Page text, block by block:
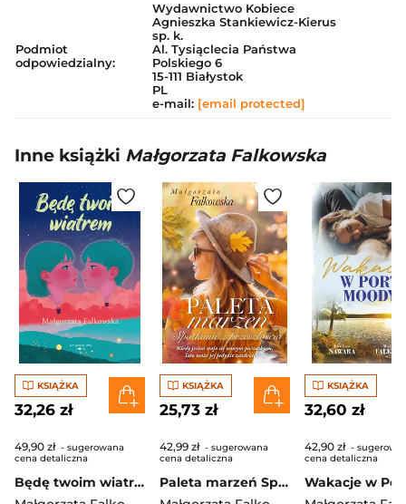
Podmiot
odpowiedzialny:
Wydawnictwo Kobiece
Agnieszka Stankiewicz-Kierus
sp. k.
Al. Tysiąclecia Państwa
Polskiego 6
15-111 Białystok
PL
e-mail: [email protected]
Inne książki Małgorzata Falkowska
KSIĄŻKA
32,26 zł
49,90 zł - sugerowana
cena detaliczna
Będę twoim wiatrem
KSIĄŻKA
25,73 zł
42,99 zł - sugerowana
cena detaliczna
Paleta marzeń Spotkanie z przeszłością
KSIĄŻKA
32,60 zł
42,90 zł -
cena detaliczna